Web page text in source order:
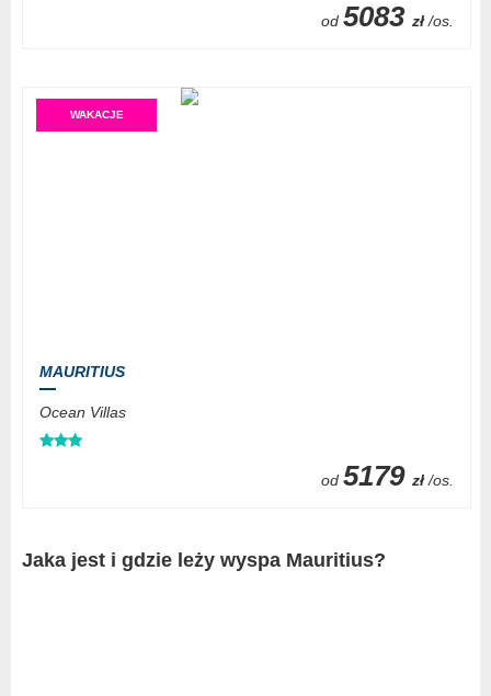
od 5083 zł /os.
WAKACJE
MAURITIUS
Ocean Villas
od 5179 zł /os.
Jaka jest i gdzie leży wyspa Mauritius?